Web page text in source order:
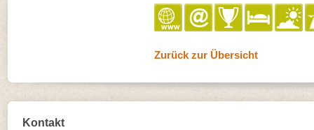
Zurück zur Übersicht
Kontakt